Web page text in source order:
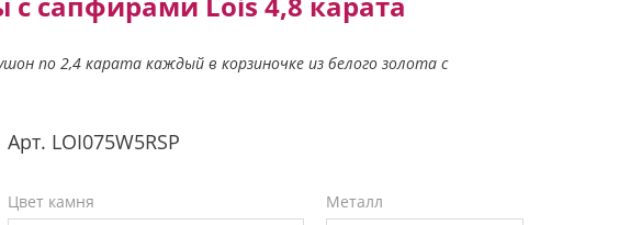
по 2,4 карата каждый в корзиночке из белого золота с
Арт. LOI075W5RSP
Цвет камня Металл